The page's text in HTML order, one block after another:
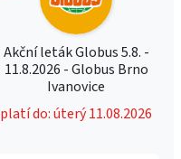
Akční leták Globus 5.8. -
11.8.2026 - Globus Brno
Ivanovice
platí do: úterý 11.08.2026